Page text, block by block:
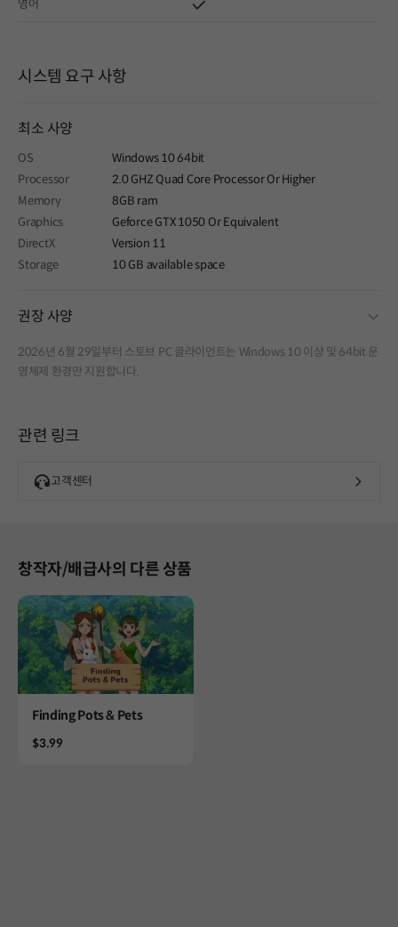
영어
시스템 요구 사항
최소 사양
OS
Windows 10 64bit
Processor
2.0 GHZ Quad Core Processor Or Higher
Memory
8GB ram
Graphics
Geforce GTX 1050 Or Equivalent
DirectX
Version 11
Storage
10 GB available space
권장 사양
2026년 6월 29일부터 스토브 PC 클라이언트는 Windows 10 이상 및 64bit 운
영체제 환경만 지원합니다.
관련 링크
고객센터
창작자/배급사의 다른 상품
Product
Finding Pots & Pets
Price
$3.99